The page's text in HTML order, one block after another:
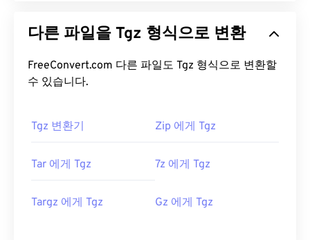
다른 파일을 Tgz 형식으로 변환
FreeConvert.com 다른 파일도 Tgz 형식으로 변환할
수 있습니다.
Tgz 변환기 Zip 에게 Tgz
Tar 에게 Tgz 7z 에게 Tgz
Targz 에게 Tgz Gz 에게 Tgz